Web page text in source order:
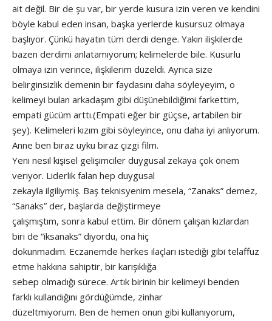
ait değil. Bir de şu var, bir yerde kusura izin veren ve kendini
böyle kabul eden insan, başka yerlerde kusursuz olmaya
başlıyor. Çünkü hayatın tüm derdi denge. Yakın ilişkilerde
bazen derdimi anlatamıyorum; kelimelerde bile. Kusurlu
olmaya izin verince, ilişkilerim düzeldi. Ayrıca size
belirginsizlik demenin bir faydasını daha söyleyeyim, o
kelimeyi bulan arkadaşım gibi düşünebildiğimi farkettim,
empati gücüm arttı.(Empati eğer bir güçse, artabilen bir
şey). Kelimeleri kızım gibi söyleyince, onu daha iyi anlıyorum.
Anne ben biraz uyku biraz çizgi film.
Yeni nesil kişisel gelişimciler duygusal zekaya çok önem
veriyor. Liderlik falan hep duygusal
zekayla ilgiliymiş. Baş teknisyenim mesela, “Zanaks” demez,
“Sanaks” der, başlarda değiştirmeye
çalışmıştım, sonra kabul ettim. Bir dönem çalışan kızlardan
biri de “iksanaks” diyordu, ona hiç
dokunmadım. Eczanemde herkes ilaçları istediği gibi telaffuz
etme hakkına sahiptir, bir karışıklığa
sebep olmadığı sürece. Artık birinin bir kelimeyi benden
farklı kullandığını gördüğümde, zinhar
düzeltmiyorum. Ben de hemen onun gibi kullanıyorum,